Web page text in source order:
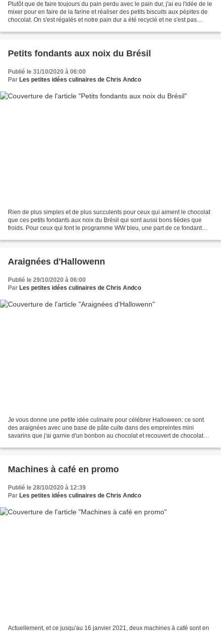
Plutôt que de faire toujours du pain perdu avec le pain dur, j'ai eu l'idée de le
mixer pour en faire de la farine et réaliser des petits biscuits aux pépites de
chocolat. On s'est régalés et notre pain dur a été recyclé et ne s'est pas
Petits fondants aux noix du Brésil
Publié le 31/10/2020 à 06:00
Par Les petites idées culinaires de Chris Andco
Rien de plus simples et de plus succulents pour ceux qui aiment le chocolat
que ces petits fondants aux noix du Brésil qui sont aussi bons tièdes que
froids. Pour ceux qui font le programme WW bleu, une part de ce fondant
Araignées d'Hallowenn
Publié le 29/10/2020 à 06:00
Par Les petites idées culinaires de Chris Andco
Je vous donne une petite idée culinaire pour célébrer Halloween: ce sont
des araignées avec une base de pâte cuite dans des empreintes mini
savarins que j'ai garnie d'un bonbon au chocolat et recouvert de chocolat
Machines à café en promo
Publié le 28/10/2020 à 12:39
Par Les petites idées culinaires de Chris Andco
Actuellement, et ce jusqu'au 16 janvier 2021, deux machines à café sont en